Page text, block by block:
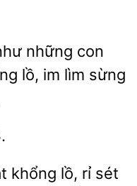
những con
lồ, im lìm sừng
khổng
rỉ sét